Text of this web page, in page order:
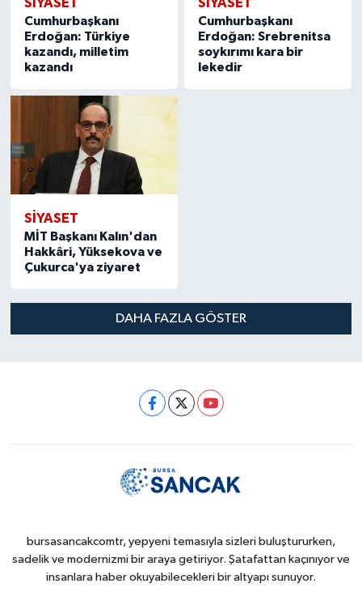
SIYASET
Cumhurbaşkanı
Erdoğan: Türkiye
kazandı, milletim
kazandı
SIYASET
Cumhurbaşkanı
Erdoğan: Srebrenitsa
soykırımı kara bir
lekedir
SIYASET
MİT Başkanı Kalın'dan
Hakkâri, Yüksekova ve
Çukurca'ya ziyaret
DAHA FAZLA GÖSTER
bursasancakcomtr, yepyeni temasıyla sizleri buluştururken,
sadelik ve modernizmi bir araya getiriyor. Şatafattan kaçınıyor ve
insanlara haber okuyabilecekleri bir altyapı sunuyor.